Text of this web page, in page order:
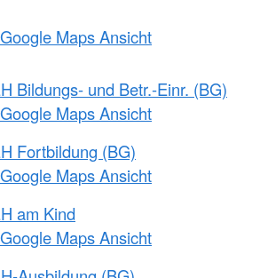
Maps Ansicht
Bildungs- und Betr.-Einr. (BG)
Maps Ansicht
Fortbildung (BG)
Maps Ansicht
am Kind
Maps Ansicht